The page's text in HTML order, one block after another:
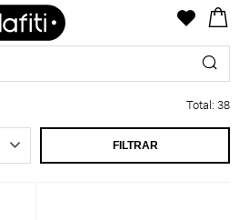
Total: 38
FILTRAR